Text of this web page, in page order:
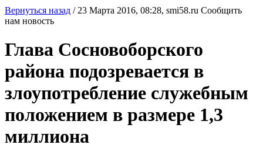
Вернуться назад / 23 Марта 2016, 08:28, smi58.ru Сообщить
нам новость
Глава Сосновоборского
района подозревается в
злоупотребление служебным
положением в размере 1,3
миллиона